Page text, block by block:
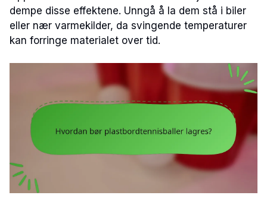
dempe disse effektene. Unngå å la dem stå i biler
eller nær varmekilder, da svingende temperaturer
kan forringe materialet over tid.